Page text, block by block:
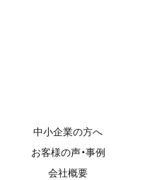
中小企業の方へ
お客様の声・事例
会社概要